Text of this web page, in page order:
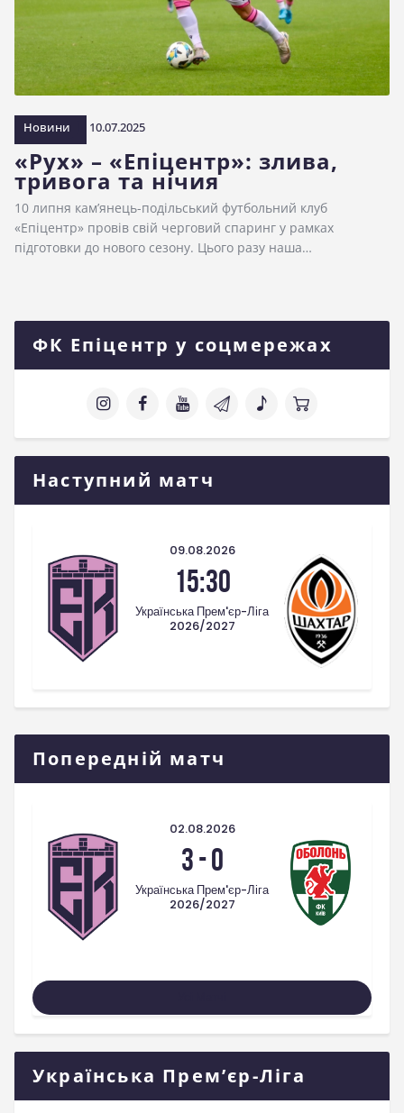
Новини 10.07.2025
«Рух» – «Епіцентр»: злива,
тривога та нічия
10 липня кам’янець-подільський футбольний клуб
«Епіцентр» провів свій черговий спаринг у рамках
підготовки до нового сезону. Цього разу наша…
ФК Епіцентр у соцмережах
Наступний матч
09.08.2026
15:30
Українська Прем'єр-Ліга
2026/2027
Попередній матч
02.08.2026
3-0
Українська Прем'єр-Ліга
2026/2027
Українська Прем’єр-Ліга